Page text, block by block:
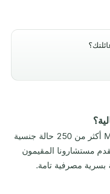
أتمّت Mirabello Consultancy أكثر من 250 حالة جنسية
موافقة 99%. يقدم مستشارونا المقيمون
مصرفية تامة.